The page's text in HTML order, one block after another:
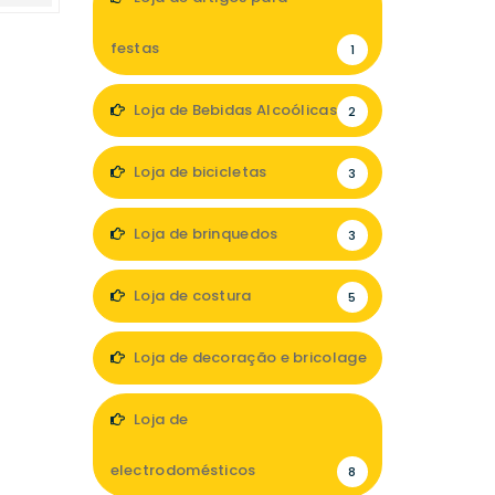
festas 1
Loja de Bebidas Alcoólicas 2
Loja de bicicletas 3
Loja de brinquedos 3
Loja de costura 5
Loja de decoração e bricolage
Loja de
electrodomésticos 8